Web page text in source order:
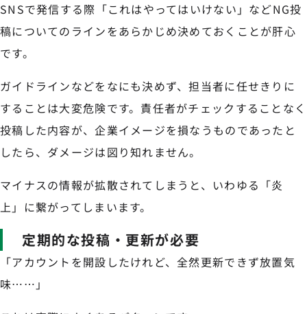
SNSで発信する際「これはやってはいけない」などNG投
稿についてのラインをあらかじめ決めておくことが肝心
です。
ガイドラインなどをなにも決めず、担当者に任せきりに
することは大変危険です。責任者がチェックすることなく
投稿した内容が、企業イメージを損なうものであったと
したら、ダメージは図り知れません。
マイナスの情報が拡散されてしまうと、いわゆる「炎
上」に繋がってしまいます。
定期的な投稿・更新が必要
「アカウントを開設したけれど、全然更新できず放置気
味……」